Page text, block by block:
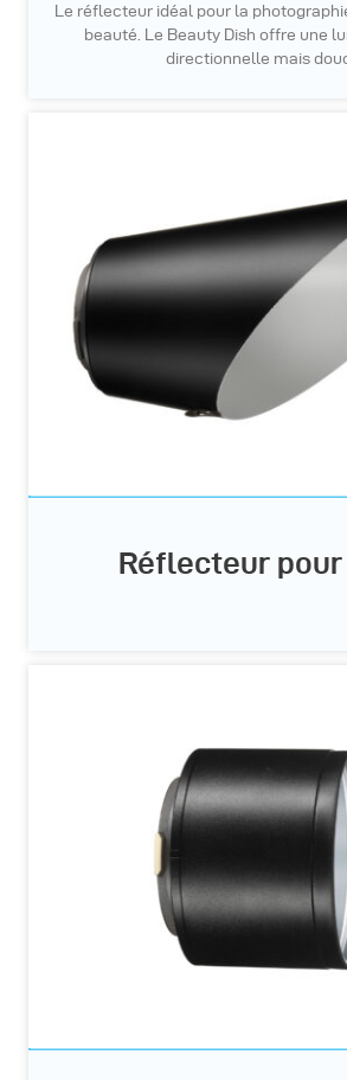
Le réflecteur idéal pour la
beauté. Le Beauty Dish offre une
directionnelle mais
Réflecteur